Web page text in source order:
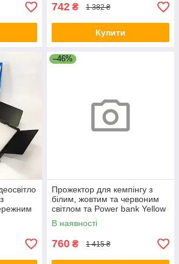
742 ₴ 1 382 ₴
Купити
–46%
Прожектор для кемпінгу з
білим, жовтим та червоним
світлом та Power bank Yellow
MR-67
В наявності
760 ₴ 1 415 ₴